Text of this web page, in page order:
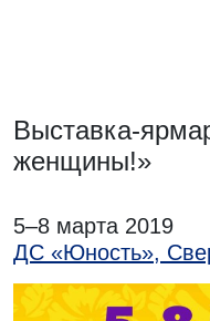
Выставка-
женщины!»
5–8 марта 2019
ДС «Юность»,